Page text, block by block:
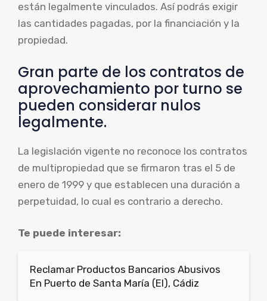
están legalmente vinculados. Así podrás exigir
las cantidades pagadas, por la financiación y la
propiedad.
Gran parte de los contratos de
aprovechamiento por turno se
pueden considerar nulos
legalmente.
La legislación vigente no reconoce los contratos
de multipropiedad que se firmaron tras el 5 de
enero de 1999 y que establecen una duración a
perpetuidad, lo cual es contrario a derecho.
Te puede interesar:
Reclamar Productos Bancarios Abusivos
En Puerto de Santa María (El), Cádiz